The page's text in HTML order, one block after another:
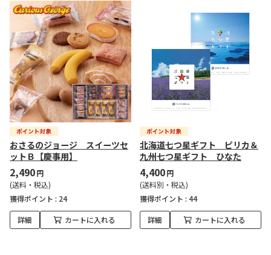
おさるのジョージ スイーツセ
ットＢ【慶事用】
2,490円
(送料・税込)
獲得ポイント : 24
詳細 カートに入れる
北海道七つ星ギフト ピリカ＆
九州七つ星ギフト ひなた
4,400円
(送料別・税込)
獲得ポイント : 44
詳細 カートに入れる